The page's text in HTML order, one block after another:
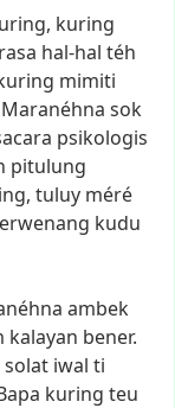
kuring
hal-hal téh
mimiti
Maranéhna sok
psikologis
pitulung
tuluy méré
kudu
ambek
kalayan bener.
solat iwal ti
kuring teu